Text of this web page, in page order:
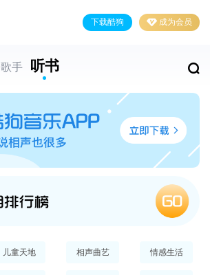
下载酷狗 成为会员
歌手 听书
儿童天地 相声曲艺 情感生活